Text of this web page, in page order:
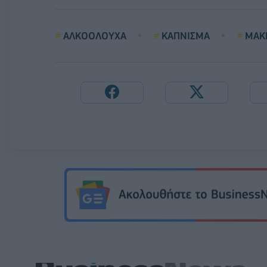
ΑΛΚΟΟΛΟΥΧΑ ΚΑΠΝΙΣΜΑ